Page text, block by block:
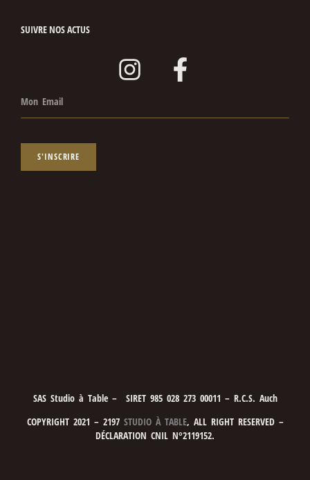
SUIVRE NOS ACTUS
S'INSCRIRE
SAS Studio à Table – SIRET 985 028 273 00011 – R.C.S. Auch
COPYRIGHT 2021 – 2197STUDIO À TABLE, ALL RIGHT RESERVED –
DÉCLARATION CNIL N°2119152.